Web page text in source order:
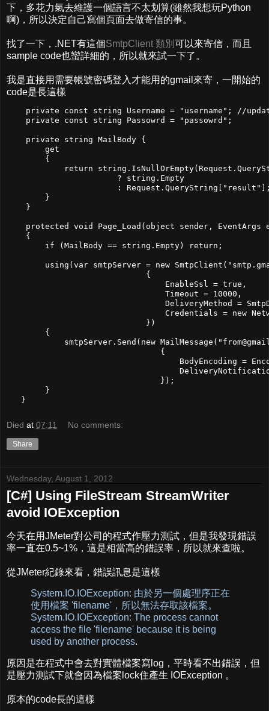
下，多花力氣去維護一個語言不太划算(雖然我想玩Python
啊)，所以決定自己寫個頁面去做寄信的事。
找了一下，.NET有這個SmtpClient 類別 可以來寄信，而且
sample code也蠻詳細的，所以就來試一下了。
我是直接用需要帳號密碼登入才能用的gmail來寄，一開始的
code是長這樣
private const string Username = "username"; //
    private const string Passowrd = "passowrd";
    private string MailBody {
        get
        {
return
                       ? string.Empty
:
        }
    }
protected void Page_Load(object sender, EventArgs
    {
        if (MailBody == string.Empty) return;
using(var smtpServer = new
                             {
                                 EnableSsl = true,
                                 Timeout = 10000,
DeliveryMethod =
Credentials = new
                             })
        {
            smtpServer.Send(new MailMessage("
                                {
BodyEncoding =
                                });
        }
Died at 07:11 No comments:
Share
Wednesday, August 1, 2012
[C#] Using FileStream StreamWriter
avoid IOException
今天在用JMeter對公司的程式作壓力測試，但是我發現錯誤
率一直在0.5~1%，這是相當高的錯誤率，所以就來查啦。
從JMeter紀錄來看，錯誤訊息是這樣
System.IO.IOException: 由於另一個處理序正在
使用檔案 'filename'，所以無法存取該檔案。
System.IO.IOException: The process cannot
access the file 'filename' because it is being
used by another process.
原因是在程式中會去對實體檔案寫log，平時看不出錯誤，但
是壓力測試下就會因為檔案lock住產生 IOException 。
原本的code長的這樣